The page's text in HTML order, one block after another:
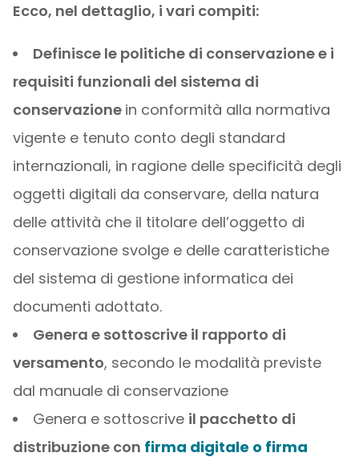
Ecco, nel dettaglio, i vari compiti:
Definisce le politiche di conservazione e i
requisiti funzionali del sistema di
conservazione in conformità alla normativa
vigente e tenuto conto degli standard
internazionali, in ragione delle specificità degli
oggetti digitali da conservare, della natura
delle attività che il titolare dell’oggetto di
conservazione svolge e delle caratteristiche
del sistema di gestione informatica dei
documenti adottato.
Genera e sottoscrive il rapporto di
versamento, secondo le modalità previste
dal manuale di conservazione
Genera e sottoscrive il pacchetto di
distribuzione con firma digitale o firma